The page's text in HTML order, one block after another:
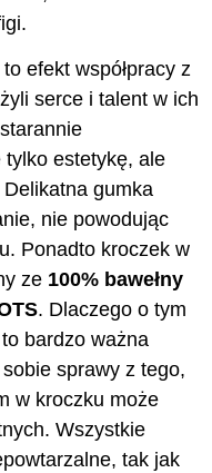
efekt współpracy z
serce i talent w ich
tylko estetykę, ale
gumka
nie powodując
Ponadto kroczek w
ze 100% bawełny
. Dlaczego o tym
bardzo ważna
sprawy z tego,
w kroczku może
Wszystkie
tak jak